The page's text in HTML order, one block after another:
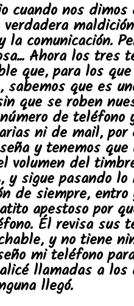
cuando nos dimos
la comunicación.
Ahora los tres
que, para los
sabemos que es
que se roben
de teléfono
ni de mail, por
y tenemos que
volumen del
y sigue pasando lo
de siempre, entro
apestoso por
Él revisa sus
y no tiene
mi teléfono
llamadas a los
llegó.